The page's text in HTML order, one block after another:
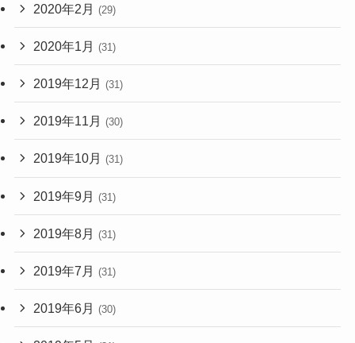
2020年2月 (29)
2020年1月 (31)
2019年12月 (31)
2019年11月 (30)
2019年10月 (31)
2019年9月 (31)
2019年8月 (31)
2019年7月 (31)
2019年6月 (30)